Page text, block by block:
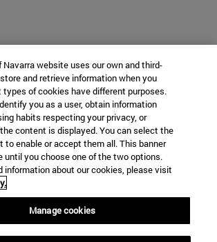
website uses our own and third-
and retrieve information when you
types of cookies have different purposes.
you as a user, obtain information
habits respecting your privacy, or
content is displayed. You can select the
to enable or accept them all. This banner
until you choose one of the two options.
information about our cookies, please visit
Manage cookies